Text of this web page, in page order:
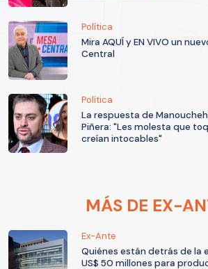
Política
Mira AQUÍ y EN VIVO un
Central
Política
La respuesta de
Piñera: "Les molesta que
creían intocables"
MÁS DE EX-
Ex-Ante
Quiénes están detrás de la
US$ 50 millones para